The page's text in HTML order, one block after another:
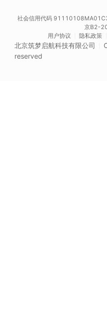
社会信用代码
京B2-
用户协议
隐私政策
北京筑梦启航科技有限公司
reserved